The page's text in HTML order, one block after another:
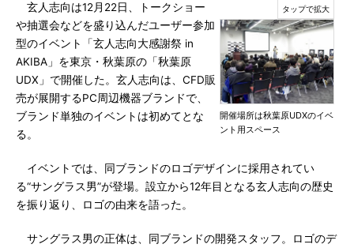
開催場所は秋葉原UDXのイベ
ント用スペース
玄人志向は12月22日、トークショー
や抽選会などを盛り込んだユーザー参加
型のイベント「玄人志向大感謝祭 in
AKIBA」を東京・秋葉原の「秋葉原
UDX」で開催した。玄人志向は、CFD販
売が展開するPC周辺機器ブランドで、
ブランド単独のイベントは初めてとな
る。
イベントでは、同ブランドのロゴデザインに採用されてい
る“サングラス男”が登場。設立から12年目となる玄人志向の歴史
を振り返り、ロゴの由来を語った。
サングラス男の正体は、同ブランドの開発スタッフ。ロゴのデ